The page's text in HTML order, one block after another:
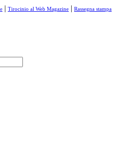
| Tirocinio al Web Magazine | Rassegna stampa